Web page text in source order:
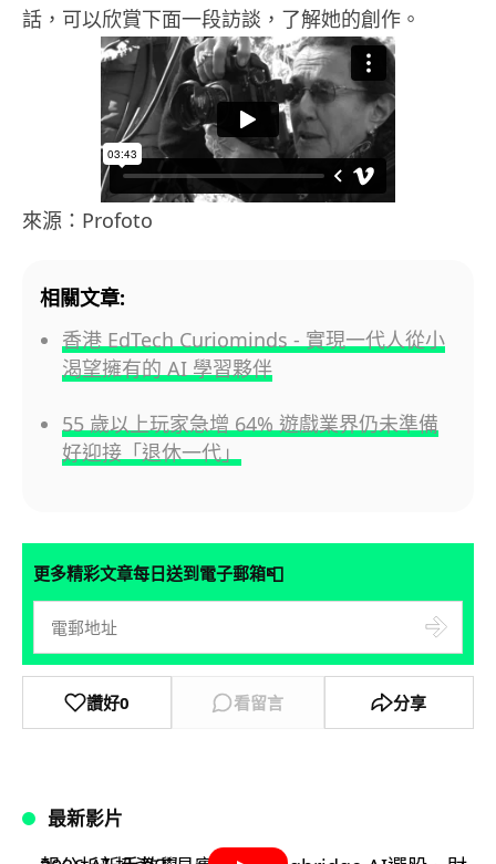
話，可以欣賞下面一段訪談，了解她的創作。
來源：Profoto
相關文章:
香港 EdTech Curiominds - 實現一代人從小
渴望擁有的 AI 學習夥伴
55 歲以上玩家急增 64% 遊戲業界仍未準備
好迎接「退休一代」
更多精彩文章每日送到電子郵箱📮
讚好0 看留言 分享
最新影片